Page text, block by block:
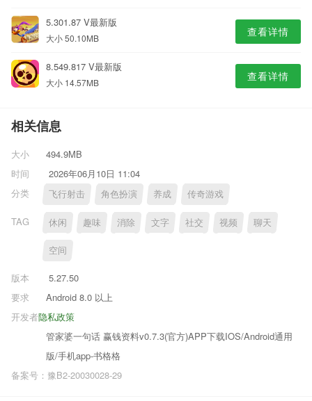
5.301.87 V最新版
大小 50.10MB 查看详情
8.549.817 V最新版
大小 14.57MB 查看详情
相关信息
大小
494.9MB
时间
2026年06月10日 11:04
分类
飞行射击 角色扮演 养成 传奇游戏
TAG 休闲 趣味 消除 文字 社交 视频 聊天
空间
版本
5.27.50
要求
Android 8.0 以上
隐私政策
开发者
管家婆一句话 赢钱资料v0.7.3(官方)APP下载IOS/Android通用
版/手机app-书格格
备案号：豫B2-20030028-29